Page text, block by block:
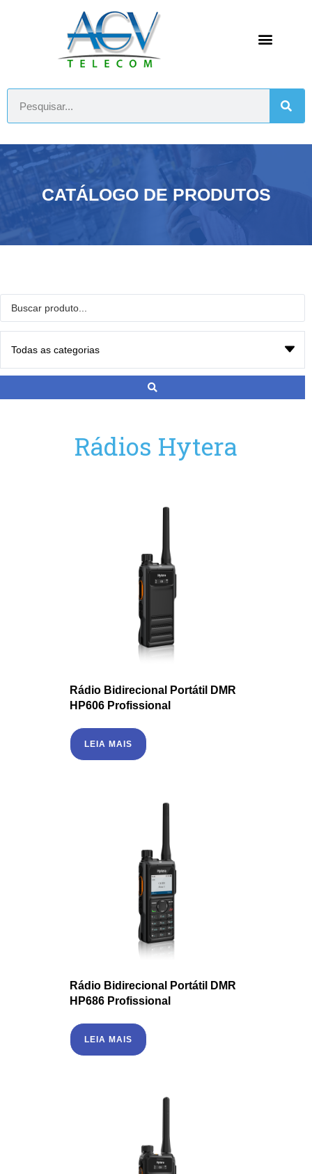
CATÁLOGO DE PRODUTOS
Rádios Hytera
Rádio Bidirecional Portátil DMR
HP606 Profissional
LEIA MAIS
Rádio Bidirecional Portátil DMR
HP686 Profissional
LEIA MAIS